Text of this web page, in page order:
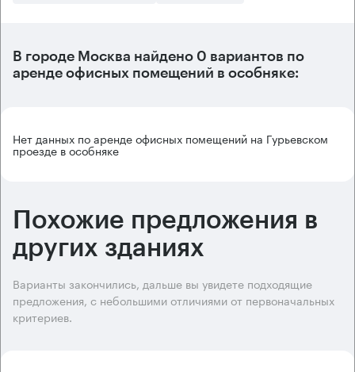
В городе Москва найдено 0 вариантов по
аренде офисных помещений в особняке:
Нет данных по аренде офисных помещений на Гурьевском
проезде в особняке
Похожие предложения в
других зданиях
Варианты закончились, дальше вы увидете подходящие
предложения, с небольшими отличиями от первоначальных
критериев.